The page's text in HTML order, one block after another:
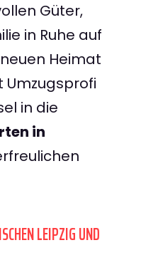
Güter,
in Ruhe auf
Heimat
Umzugsprofi
in die
in
LEIPZIG UND